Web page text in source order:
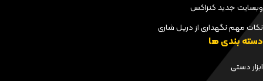
وبسایت جدید کنزاکس
نکات مهم نگهداری از دریل شاری
دسته بندی ها
ابزار دستی